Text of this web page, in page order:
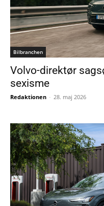
Bilbranchen
Volvo-direktør
sexisme
Redaktionen - 28. maj 2026